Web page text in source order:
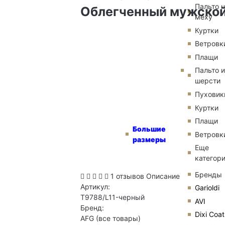
Большие
размеры
Пальто
меху
Куртки
Плащи
Пальто
шерсти
Куртки
Плащи
Еще
Бренды
Garioldi
AVI
Dixi Coat
Облегченный
1 отзывов Описание
Артикул:
T9788/L11-черный
Бренд:
AFG (все товары)